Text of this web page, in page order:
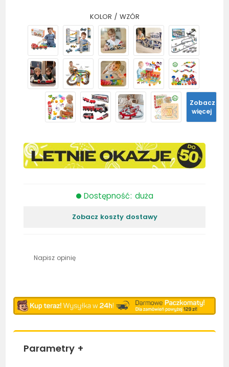
KOLOR / WZÓR
Zobacz
więcej
Dostępność: duża
Zobacz koszty dostawy
Napisz opinię
Parametry +